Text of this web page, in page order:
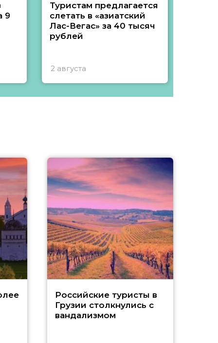
9
Туристам предлагается
слетать в «азиатский
Лас-Вегас» за 40 тысяч
рублей
2 августа
Российские туристы в
Грузии столкнулись с
вандализмом